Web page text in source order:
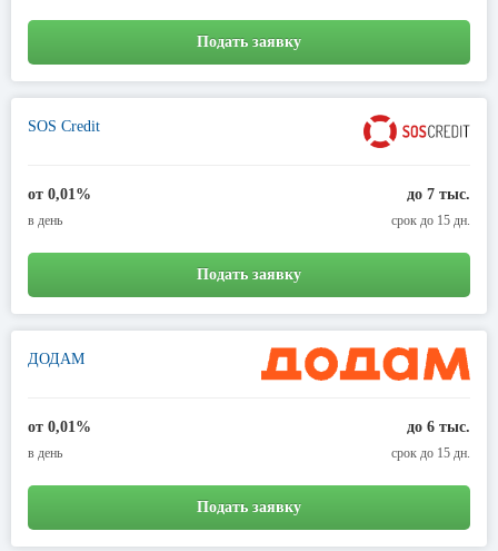
Подать заявку
SOS Credit
от 0,01%
в день
до 7 тыс.
срок до 15 дн.
Подать заявку
ДОДАМ
от 0,01%
в день
до 6 тыс.
срок до 15 дн.
Подать заявку